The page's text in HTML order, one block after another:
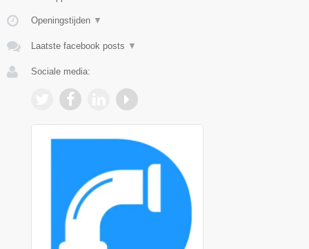
Openingstijden ▼
Laatste facebook posts ▼
Sociale media: